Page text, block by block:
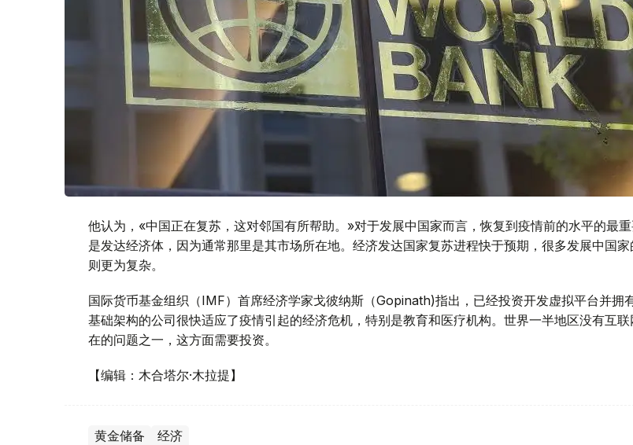
他认为，«中国正在复苏，这对邻国有所帮助。»对于发展中国家而言，恢复到疫情前的水平的最
是发达经济体，因为通常那里是其市场所在地。经济发达国家复苏进程快于预期，很多发展中国
则更为复杂。
国际货币基金组织（IMF）首席经济学家戈彼纳斯（Gopinath)指出，已经投资开发虚拟平台并拥
基础架构的公司很快适应了疫情引起的经济危机，特别是教育和医疗机构。世界一半地区没有互
在的问题之一，这方面需要投资。
【编辑：木合塔尔·木拉提】
黄金储备 经济